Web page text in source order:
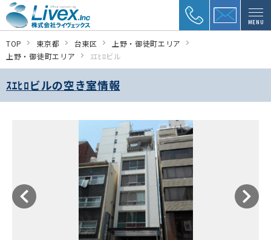
MENU
TOP 東京都 台東区
上野・御徒町エリア
上野・御徒町エリア
ｽｴﾋﾛビル
ｽｴﾋﾛビルの空き室情報